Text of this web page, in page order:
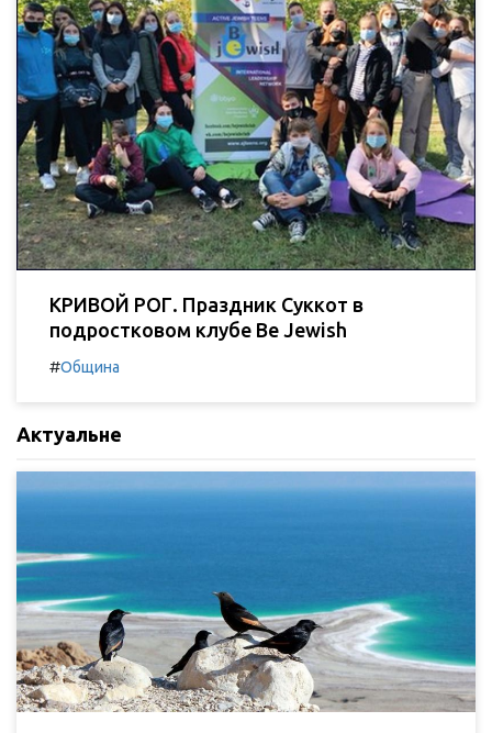
КРИВОЙ РОГ. Праздник Суккот в
подростковом клубе Be Jewish
#Община
Актуальне